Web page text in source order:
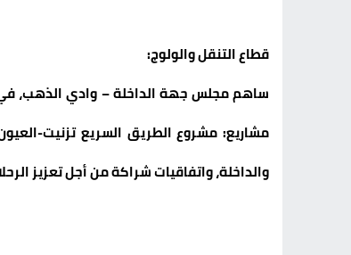
قطاع التنقل والولوج:
والداخلة، واتفاقيات شراكة من أجل تعزيز